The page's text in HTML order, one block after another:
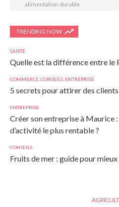
alimentation durable
TRENDING NOW
SANTÉ
Quelle est la différence entre le
COMMERCE CONSEILS ENTREPRISE
5 secrets pour attirer des
ENTREPRISE
Créer son entreprise à Maurice
d’activité le plus rentable ?
CONSEILS
Fruits de mer : guide pour